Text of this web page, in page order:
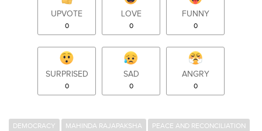
UPVOTE
0
LOVE
0
FUNNY
0
SURPRISED
0
SAD
0
ANGRY
0
DEMOCRACY MAHINDA RAJAPAKSHA
PEACE AND RECONCILIATION